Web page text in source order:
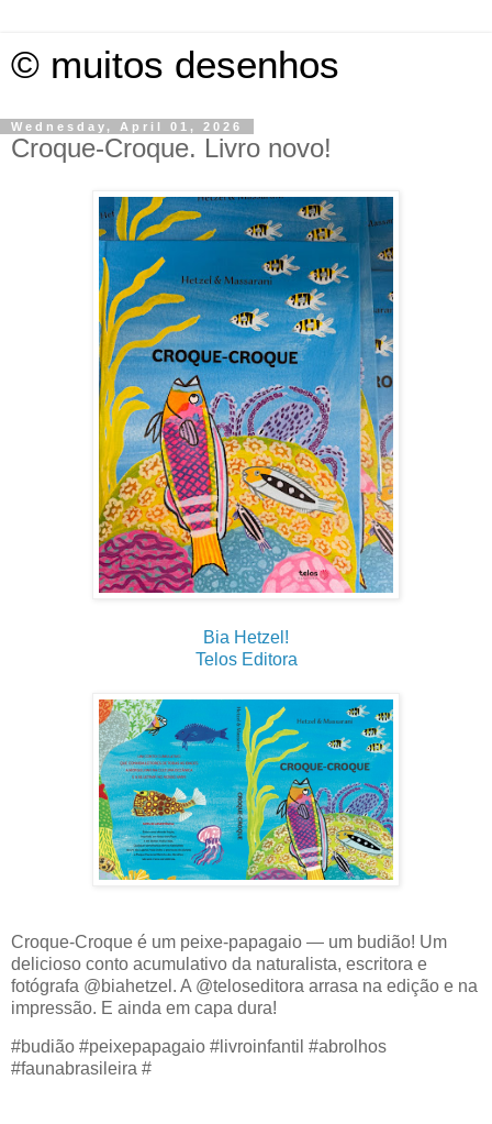
© muitos desenhos
Wednesday, April 01, 2026
Croque-Croque. Livro novo!
Bia Hetzel!
Telos Editora
Croque-Croque é um peixe-papagaio — um budião! Um
delicioso conto acumulativo da naturalista, escritora e
fotógrafa @biahetzel. A @teloseditora arrasa na edição e na
impressão. E ainda em capa dura!
#budião #peixepapagaio #livroinfantil #abrolhos
#faunabrasileira #